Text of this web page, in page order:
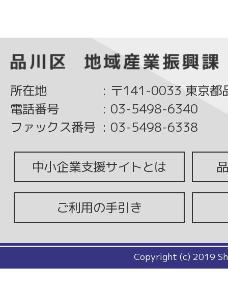
所在地 : 〒141-0033 東京都
電話番号
: 03-5498-6340
ファックス番号 : 03-5498-6338
中小企業支援サイトとは
ご利用の手引き
Copyright (c) 2019